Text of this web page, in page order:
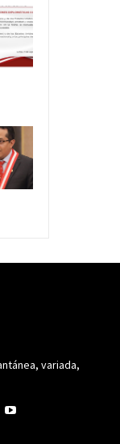
variada,